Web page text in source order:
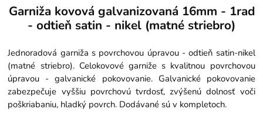
Garniža kovová galvanizovaná 16mm - 1rad
- odtieň satin - nikel (matné striebro)
Jednoradová garniža s povrchovou úpravou - odtieň satin-nikel
(matné striebro). Celokovové garniže s kvalitnou povrchovou
úpravou - galvanické pokovovanie. Galvanické pokovovanie
zabezpečuje vyššiu povrchovú tvrdosť, zvýšenú dolnosť voči
poškriabaniu, hladký povrch. Dodávané sú v kompletoch.